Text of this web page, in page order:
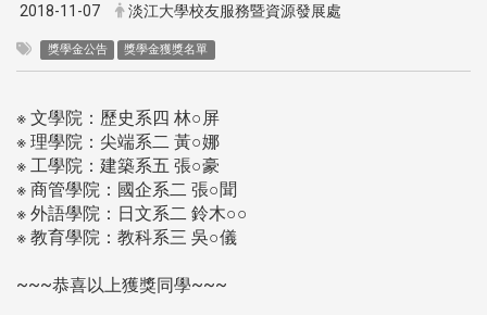
2018-11-07 淡江大學校友服務暨資源發展處
獎學金公告 獎學金獲獎名單
※ 文學院：歷史系四 林○屏
※ 理學院：尖端系二 黃○娜
※ 工學院：建築系五 張○豪
※ 商管學院：國企系二 張○聞
※ 外語學院：日文系二 鈴木○○
※ 教育學院：教科系三 吳○儀
~~~恭喜以上獲獎同學~~~